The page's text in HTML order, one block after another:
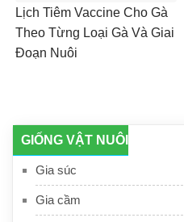
GIỐNG VẬT NUÔI
Gia súc
Gia cầm
Lịch Tiêm Vaccine Cho Gà
Theo Từng Loại Gà Và Giai
Đoạn Nuôi